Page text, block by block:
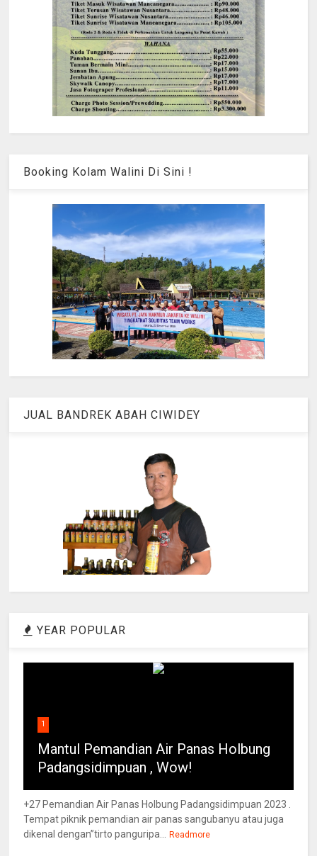
Booking Kolam Walini Di Sini !
JUAL BANDREK ABAH CIWIDEY
YEAR POPULAR
1
Mantul Pemandian Air Panas Holbung
Padangsidimpuan , Wow!
+27 Pemandian Air Panas Holbung Padangsidimpuan 2023 .
Tempat piknik pemandian air panas sangubanyu atau juga
dikenal dengan”tirto panguripa...
Readmore